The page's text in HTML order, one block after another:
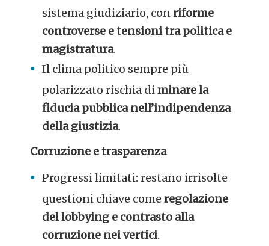
sistema giudiziario, conriforme
controverse e tensioni tra politica e
magistratura.
Il clima politico sempre più
polarizzato rischia diminare la
fiducia pubblica nell’indipendenza
della giustizia.
Corruzione e trasparenza
Progressi limitati: restano irrisolte
questioni chiave comeregolazione
del lobbying e contrasto alla
corruzione nei vertici.